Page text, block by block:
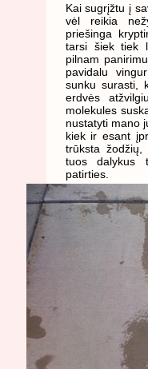
Kai sugrįžtu į
vėl reikia
priešinga
tarsi šiek tiek
pilnam
pavidalu
sunku surasti,
erdvės
molekules
nustatyti mano
kiek ir esant
trūksta
tuos dalykus
patirties.